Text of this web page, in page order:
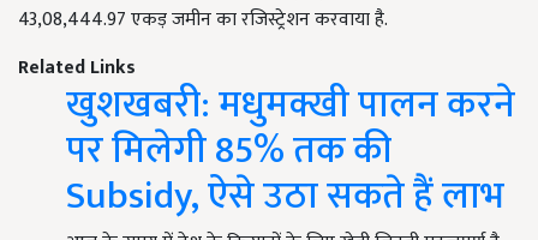
43,08,444.97 एकड़ जमीन का रजिस्ट्रेशन करवाया है.
Related Links
खुशखबरी: मधुमक्खी पालन करने
पर मिलेगी 85% तक की
Subsidy, ऐसे उठा सकते हैं लाभ